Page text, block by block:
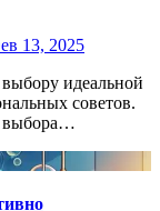
13, 2025
советов.
выбора…